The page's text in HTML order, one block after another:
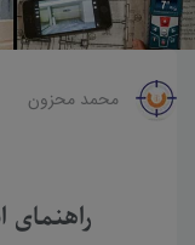
محمد محزون